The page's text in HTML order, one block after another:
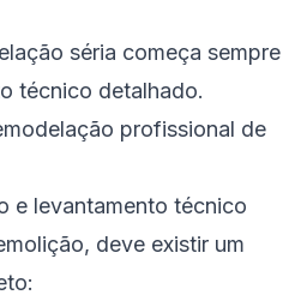
séria começa sempre
técnico detalhado.
profissional de
e levantamento técnico
deve existir um